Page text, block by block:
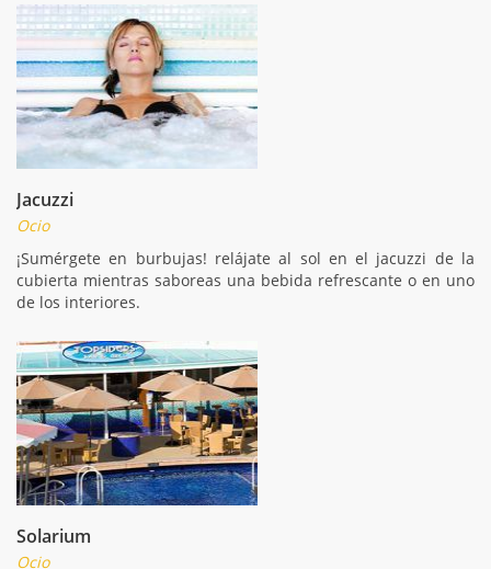
Jacuzzi
Ocio
¡Sumérgete en burbujas! relájate al sol en el jacuzzi de la
cubierta mientras saboreas una bebida refrescante o en uno
de los interiores.
Solarium
Ocio